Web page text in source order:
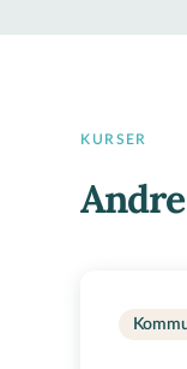
KURSER